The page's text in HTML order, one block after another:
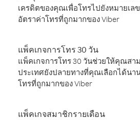
เครดิตของคุณเพื่อโทรไปยังหมายเล
อัตราค่าโทรที่ถูกมากของ Viber
แพ็คเกจการโทร 30 วัน
แพ็คเกจการโทร 30 วันช่วยให้คุณสา
ประเทศยังปลายทางที่คุณเลือกได้นา
โทรที่ถูกมากของ Viber
แพ็คเกจสมาชิกรายเดือน